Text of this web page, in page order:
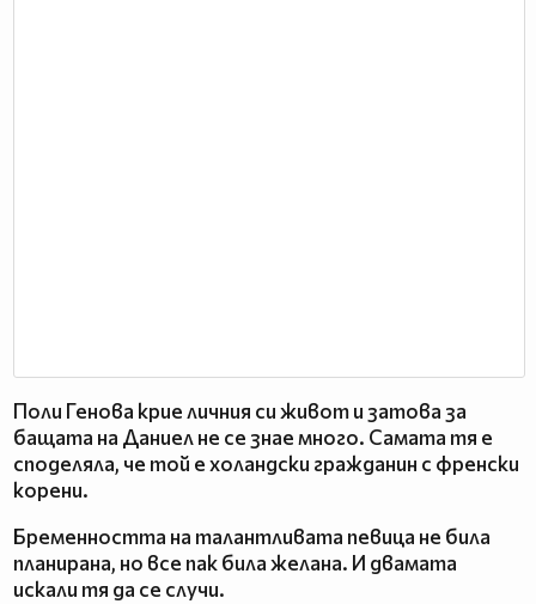
Поли Генова крие личния си живот и затова за
бащата на Даниел не се знае много. Самата тя е
споделяла, че той е холандски гражданин с френски
корени.
Бременността на талантливата певица не била
планирана, но все пак била желана. И двамата
искали тя да се случи.